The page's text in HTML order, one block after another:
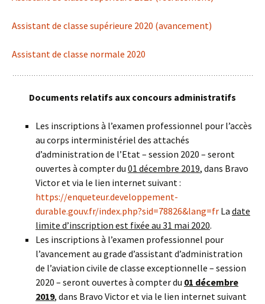
Assistant de classe supérieure 2020 (avancement)
Assistant de classe normale 2020
Documents relatifs aux concours administratifs
Les inscriptions à l’examen professionnel pour l’accès
au corps interministériel des attachés
d’administration de l’Etat – session 2020 – seront
ouvertes à compter du 01 décembre 2019, dans Bravo
Victor et via le lien internet suivant :
https://enqueteur.developpement-
durable.gouv.fr/index.php?sid=78826&lang=fr La date
limite d’inscription est fixée au 31 mai 2020.
Les inscriptions à l’examen professionnel pour
l’avancement au grade d’assistant d’administration
de l’aviation civile de classe exceptionnelle – session
2020 – seront ouvertes à compter du 01 décembre
2019, dans Bravo Victor et via le lien internet suivant